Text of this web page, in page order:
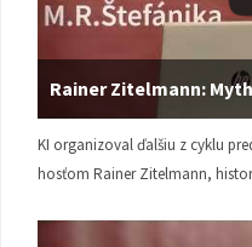
Rainer Zitelmann:
KI organizoval ďalšiu z cyklu
hosťom Rainer Zitelmann,